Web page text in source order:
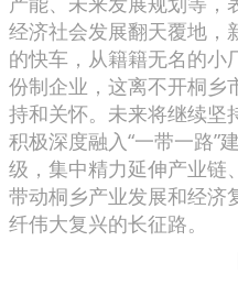
经济社会发展翻天覆地，
的快车，从籍籍无名的小
份制企业，这离不开桐乡
持和关怀。未来将继续坚
积极深度融入“一带一路”
级，集中精力延伸产业链
带动桐乡产业发展和经济
纤伟大复兴的长征路。